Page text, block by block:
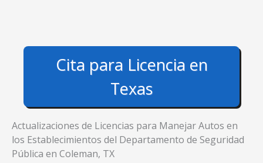
Cita para Licencia en
Texas
Actualizaciones de Licencias para Manejar Autos en
los Establecimientos del Departamento de Seguridad
Pública en Coleman, TX